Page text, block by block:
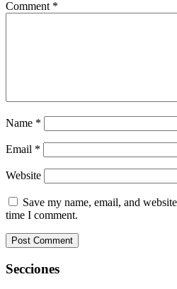
Comment *
Name *
Email *
Website
Save my name, email, and
time I comment.
Secciones